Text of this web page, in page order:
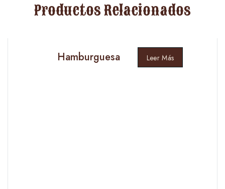
Productos Relacionados
Hamburguesa Leer Más